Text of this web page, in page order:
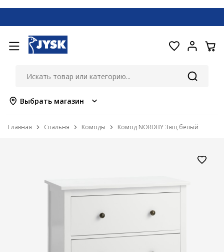
Выбрать магазин
Главная Спальня Комоды Комод NORDBY 3ящ белый